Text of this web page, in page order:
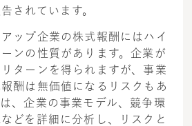
されています。
ップ企業の株式報酬にはハイ
ンの性質があります。企業が
ターンを得られますが、事業
酬は無価値になるリスクもあ
、企業の事業モデル、競争環
どを詳細に分析し、リスクと